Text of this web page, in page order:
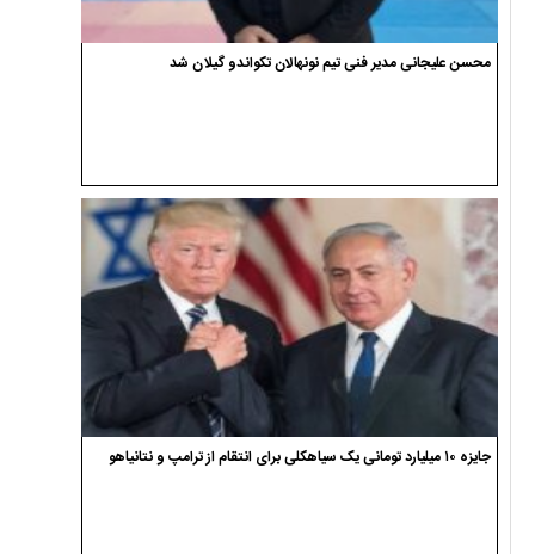
محسن علیجانی مدیر فنی تیم نونهالان تکواندو گیلان شد
جایزه ۱۰ میلیارد تومانی یک سیاهکلی برای انتقام از ترامپ و نتانیاهو